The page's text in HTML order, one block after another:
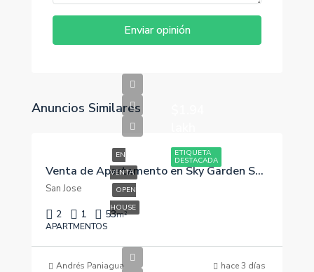
Enviar opinión
Anuncios Similares
ETIQUETA
DESTACADA
EN
VENTA
OPEN
HOUSE
Venta de Apartamento en Sky Garden Sabana
San Jose
2 1 53m²
APARTMENTOS
Andrés Paniagua hace 3 días